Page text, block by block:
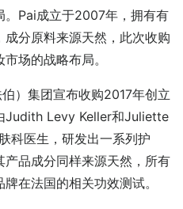
。Pai成立于2007年，拥有有
分原料来源天然，此次收购
场的战略布局。
）集团宣布收购2017年创立
Judith Levy Keller和Juliette
科医生，研发出一系列护
品成分同样来源天然，所有
在法国的相关功效测试。